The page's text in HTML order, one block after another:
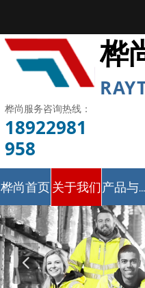
넳
桦
桦尚服务咨询热线：
18922981
958
桦尚首页 关于我们 产品与服务